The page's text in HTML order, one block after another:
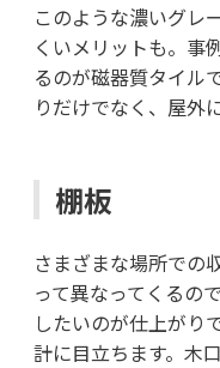
このような濃いグレ
くいメリットも。事
るのが磁器質タイル
りだけでなく、屋外
棚板
さまざまな場所での
って異なってくるの
したいのが仕上がり
計に目立ちます。木